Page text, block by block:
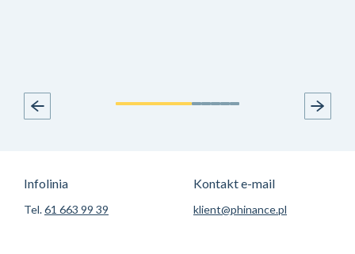
Infolinia
Tel.61 663 99 39
Kontakt e-mail
klient@phinance.pl